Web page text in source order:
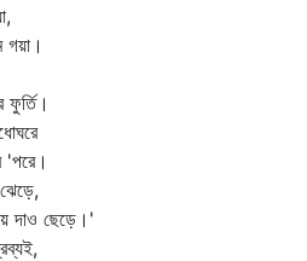
'পরে।
দাও ছেড়ে।'